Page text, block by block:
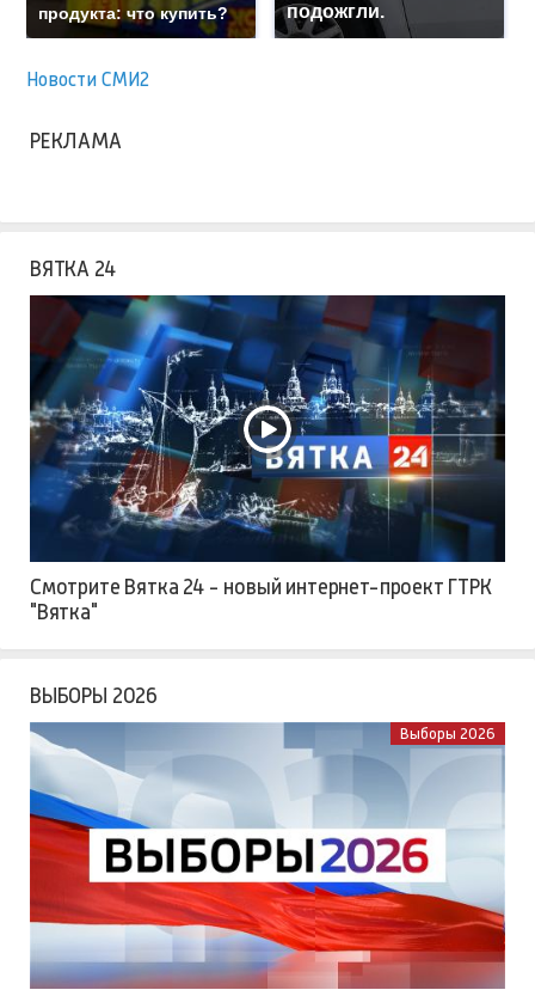
продукта: что купить?
подожгли.
Новости СМИ2
РЕКЛАМА
ВЯТКА 24
Смотрите Вятка 24 - новый интернет-проект ГТРК
"Вятка"
ВЫБОРЫ 2026
Выборы 2026